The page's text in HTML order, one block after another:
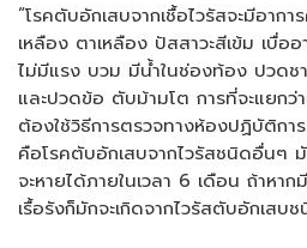
“โรคตับอักเสบจากเชื้อไวรัสจะมีอา
เหลือง ตาเหลือง ปัสสาวะสีเข้ม เบื่
ไม่มีแรง บวม มีน้ำในช่องท้อง ปวดช
และปวดข้อ ตับม้ามโต การที่จะแยกว่
ต้องใช้วิธีการตรวจทางห้องปฏิบัติกา
คือโรคตับอักเสบจากไวรัสชนิดอื่นๆ
จะหายได้ภายในเวลา 6 เดือน ถ้าหา
เรื้อรังก็มักจะเกิดจากไวรัสตับอักเสบ